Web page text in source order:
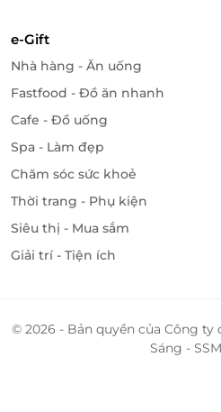
e-Gift
Nhà hàng - Ăn uống
Fastfood - Đồ ăn nhanh
Cafe - Đồ uống
Spa - Làm đẹp
Chăm sóc sức khoẻ
Thời trang - Phụ kiện
Siêu thị - Mua sắm
Giải trí - Tiện ích
© 2026 - Bản quyền của Công
Sáng -